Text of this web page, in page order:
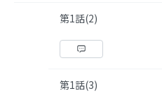
第1話(2)
第1話(3)